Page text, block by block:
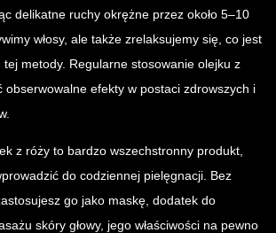
delikatne ruchy okrężne przez około 5–10
włosy, ale także zrelaksujemy się, co jest
metody. Regularne stosowanie olejku z
obserwowalne efekty w postaci zdrowszych i
z róży to bardzo wszechstronny produkt,
do codziennej pielęgnacji. Bez
go jako maskę, dodatek do
skóry głowy, jego właściwości na pewno